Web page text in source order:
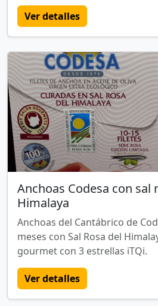
Ver detalles
Anchoas Codesa con sal
Himalaya
Anchoas del Cantábrico de
meses con Sal Rosa del
gourmet con 3 estrellas iTQi.
Ver detalles